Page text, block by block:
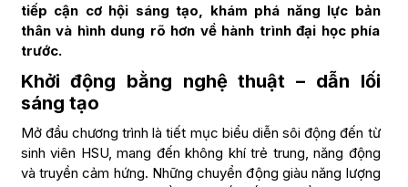
tiếp cận cơ hội sáng tạo, khám phá năng lực bản
thân và hình dung rõ hơn về hành trình đại học phía
trước.
Khởi động bằng nghệ thuật – dẫn lối
sáng tạo
Mở đầu chương trình là tiết mục biểu diễn sôi động đến từ
sinh viên HSU, mang đến không khí trẻ trung, năng động
và truyền cảm hứng. Những chuyển động giàu năng lượng